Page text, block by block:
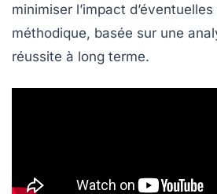
minimiser l’impact
méthodique, basée sur une
réussite à long terme.